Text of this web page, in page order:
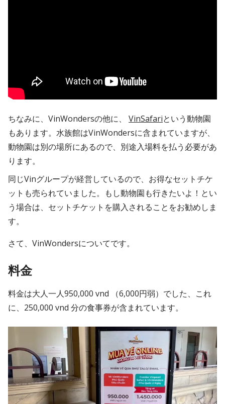
ちなみに、VinWondersの他に、 VinSafariという動物園
もあります。水族館はVinWondersに含まれていますが、
動物園は別の場所にあるので、別途入場料を払う必要があ
ります。
同じVinグループが経営しているので、お得なセットチケ
ットも売られていました。もし動物園も行きたいよ！とい
う場合は、セットチケットを購入されることをお勧めしま
す。
さて、VinWondersについてです。
料金
料金は大人一人950,000 vnd （6,000円弱）でした、これ
に、250,000 vnd 分の食事券が含まれています。